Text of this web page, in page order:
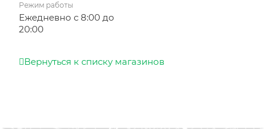
Режим работы
Ежедневно с 8:00 до
20:00
Вернуться к списку магазинов